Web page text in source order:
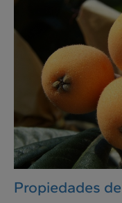
Propiedades